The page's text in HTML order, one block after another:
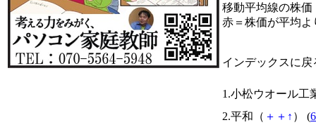
移動平均線の株価
赤＝株価が平均
インデックスに戻
1.小松ウオール工
2.平和（ ＋ ＋ ↑ ） (